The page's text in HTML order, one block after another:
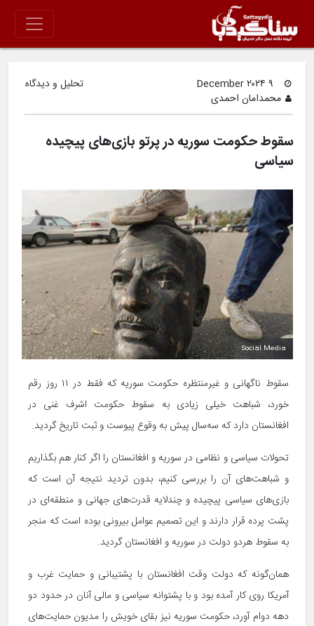
محمدامان احمدی
تحلیل و دیدگاه
سقوط حکومت سوریه در پرتو بازی‌های پیچیده
سیاسی
Social Media
سقوط ناگهانی و غیرمنتظره حکومت سوریه که فقط در ۱۱ روز رقم
خورد، شباهت خیلی زیادی به سقوط حکومت اشرف غنی در
افغانستان دارد که سه‌سال پیش به وقوع پیوست و ثبت تاریخ گردید.
تحولات سیاسی و نظامی در سوریه و افغانستان را اگر کنار هم بگذاریم
و شباهت‌های آن را بررسی کنیم، بدون تردید نتیجه آن است که
بازی‌های سیاسی پیچیده و چندلایه قدرت‌های جهانی و منطقه‌ای در
پشت پرده قرار دارند و این تصمیم عوامل بیرونی بوده است که منجر
به سقوط هردو دولت در سوریه و افغانستان گردید.
همان‌گونه که دولت وقت افغانستان با پشتیبانی و حمایت غرب و
آمریکا روی کار آمده بود و با پشتوانه سیاسی و مالی آنان در حدود دو
دهه دوام آورد، حکومت سوریه نیز بقای خویش را مدیون حمایت‌های